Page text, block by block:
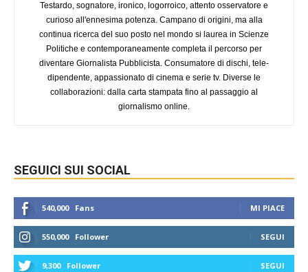
Testardo, sognatore, ironico, logorroico, attento osservatore e
curioso all'ennesima potenza. Campano di origini, ma alla
continua ricerca del suo posto nel mondo si laurea in Scienze
Politiche e contemporaneamente completa il percorso per
diventare Giornalista Pubblicista. Consumatore di dischi, tele-
dipendente, appassionato di cinema e serie tv. Diverse le
collaborazioni: dalla carta stampata fino al passaggio al
giornalismo online.
SEGUICI SUI SOCIAL
540,000 Fans MI PIACE
550,000 Follower SEGUI
9,300 Follower SEGUI